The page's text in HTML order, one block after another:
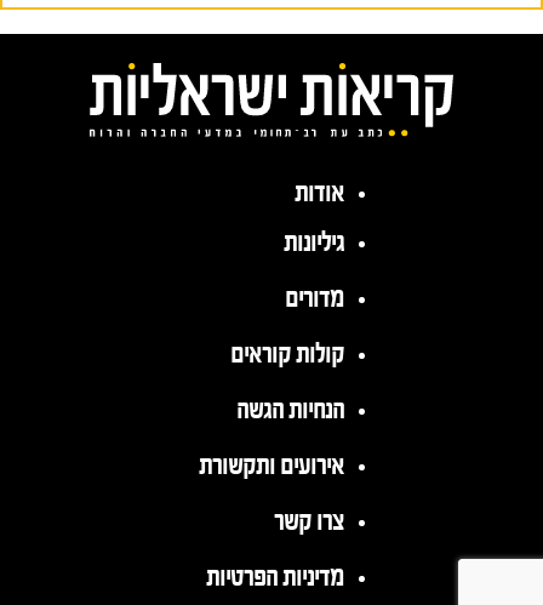
אודות
גיליונות
מדורים
קולות קוראים
הנחיות הגשה
אירועים ותקשורת
צרו קשר
מדיניות הפרטיות